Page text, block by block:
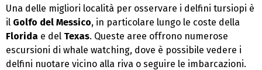
Una delle migliori località per osservare i delfini tursiopi è
il Golfo del Messico, in particolare lungo le coste della
Florida e del Texas. Queste aree offrono numerose
escursioni di whale watching, dove è possibile vedere i
delfini nuotare vicino alla riva o seguire le imbarcazioni.